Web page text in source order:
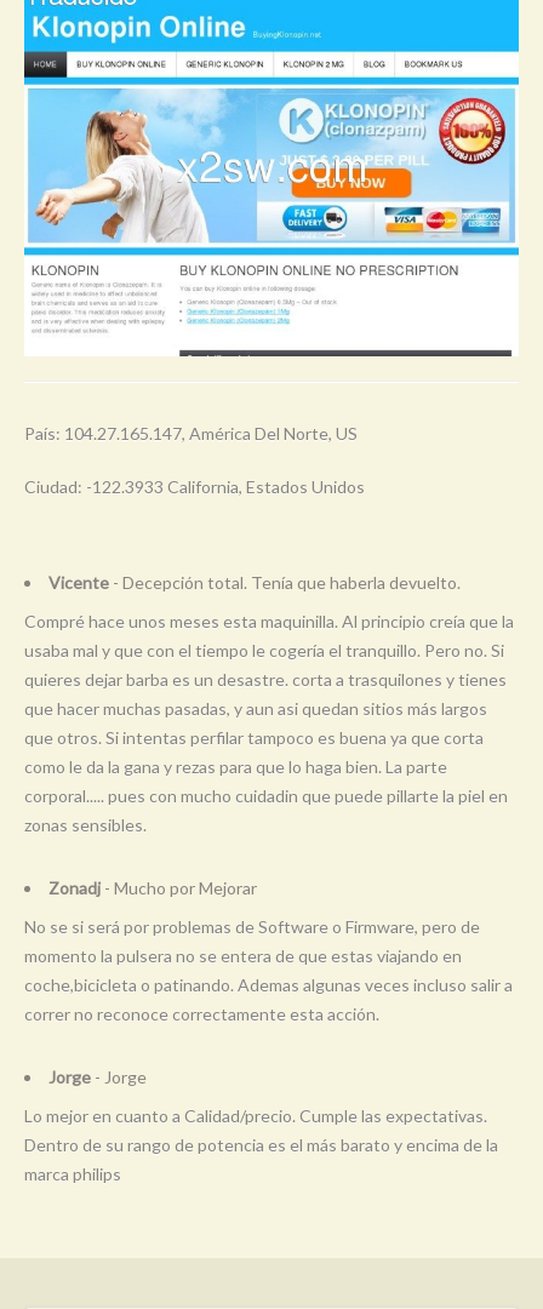
País: 104.27.165.147, América Del Norte, US
Ciudad: -122.3933 California, Estados Unidos
Vicente - Decepción total. Tenía que haberla devuelto.
Compré hace unos meses esta maquinilla. Al principio creía que la
usaba mal y que con el tiempo le cogería el tranquillo. Pero no. Si
quieres dejar barba es un desastre. corta a trasquilones y tienes
que hacer muchas pasadas, y aun asi quedan sitios más largos
que otros. Si intentas perfilar tampoco es buena ya que corta
como le da la gana y rezas para que lo haga bien. La parte
corporal..... pues con mucho cuidadin que puede pillarte la piel en
zonas sensibles.
Zonadj - Mucho por Mejorar
No se si será por problemas de Software o Firmware, pero de
momento la pulsera no se entera de que estas viajando en
coche,bicicleta o patinando. Ademas algunas veces incluso salir a
correr no reconoce correctamente esta acción.
Jorge - Jorge
Lo mejor en cuanto a Calidad/precio. Cumple las expectativas.
Dentro de su rango de potencia es el más barato y encima de la
marca philips